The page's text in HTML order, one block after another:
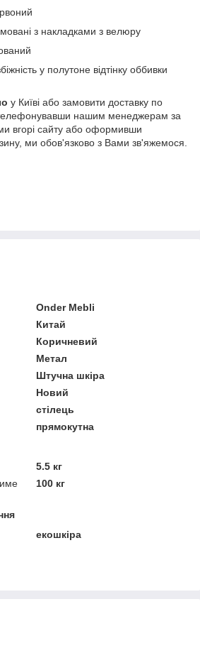
з накладками з велюру
у полутоне відтінку оббивки
у Київі або замовити доставку по
нашим менеджерам за
вгорі сайту або оформивши
ми обов'язково з Вами зв'яжемося.
Onder Mebli
Китай
Коричневий
Метал
Штучна шкіра
Новий
стілець
прямокутна
5.5 кг
100 кг
екошкіра